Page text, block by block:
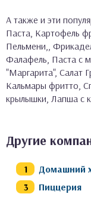
А также и эти
Паста, Картофель
Пельмени,,
Фалафель, Паста с
"Маргарита", Салат
Кальмары фритто,
крылышки, Лапша с
Другие
Домашний
Пиццерия